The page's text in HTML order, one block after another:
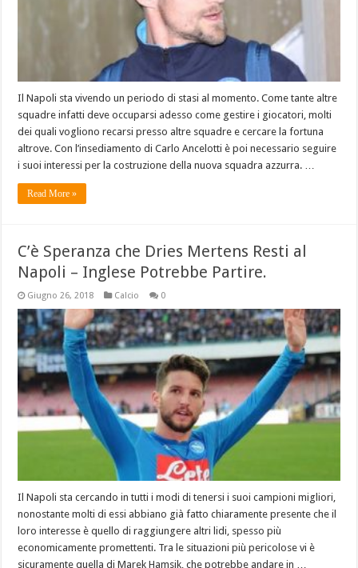
Il Napoli sta vivendo un periodo di stasi al momento. Come tante altre
squadre infatti deve occuparsi adesso come gestire i giocatori, molti
dei quali vogliono recarsi presso altre squadre e cercare la fortuna
altrove. Con l’insediamento di Carlo Ancelotti è poi necessario seguire
i suoi interessi per la costruzione della nuova squadra azzurra. …
Read More »
C’è Speranza che Dries Mertens Resti al
Napoli – Inglese Potrebbe Partire.
Giugno 26, 2018 Calcio 0
Il Napoli sta cercando in tutti i modi di tenersi i suoi campioni migliori,
nonostante molti di essi abbiano già fatto chiaramente presente che il
loro interesse è quello di raggiungere altri lidi, spesso più
economicamente promettenti. Tra le situazioni più pericolose vi è
sicuramente quella di Marek Hamsik, che potrebbe andare in …